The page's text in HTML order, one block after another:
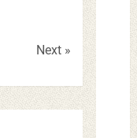
Next »